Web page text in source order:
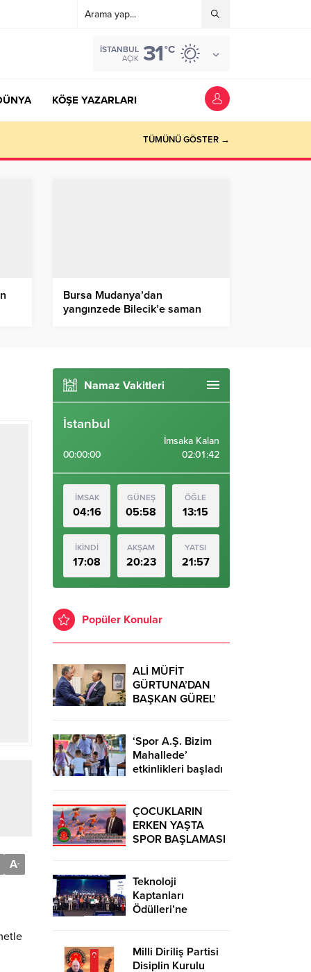
İSTANBUL
AÇIK 31°C
KÖŞE YAZARLARI
TÜMÜNÜ GÖSTER →
Bursa Mudanya’dan
yangınzede Bilecik’e saman
A-
Namaz Vakitleri
İstanbul
00:00:00
İmsaka Kalan
02:01:41
İMSAK
04:16
GÜNEŞ
05:58
ÖĞLE
13:15
İKİNDİ
17:08
AKŞAM
20:23
YATSI
21:57
Popüler Konular
ALİ MÜFİT
GÜRTUNA’DAN
BAŞKAN GÜREL’
‘Spor A.Ş. Bizim
Mahallede’
etkinlikleri başladı
ÇOCUKLARIN
ERKEN YAŞTA
SPOR BAŞLAMASI
UZAK TUTUMUŞ
OLACAKTIR
Teknoloji
Kaptanları
Ödülleri’ne
Milli Diriliş Partisi
Disiplin Kurulu